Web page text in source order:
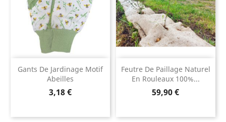
Gants De Jardinage Motif
Abeilles
Prix
3,18 €
Feutre De Paillage Naturel
En Rouleaux 100%...
Prix
59,90 €